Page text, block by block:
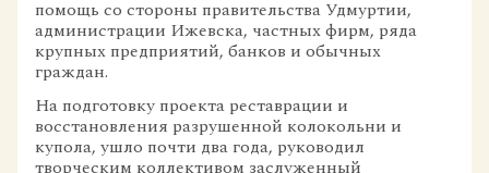
помощь со стороны правительства Удмуртии,
администрации Ижевска, частных фирм, ряда
крупных предприятий, банков и обычных
граждан.
На подготовку проекта реставрации и
восстановления разрушенной колокольни и
купола, ушло почти два года, руководил